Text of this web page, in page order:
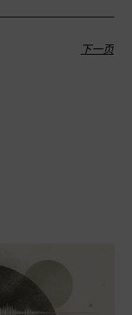
下一页